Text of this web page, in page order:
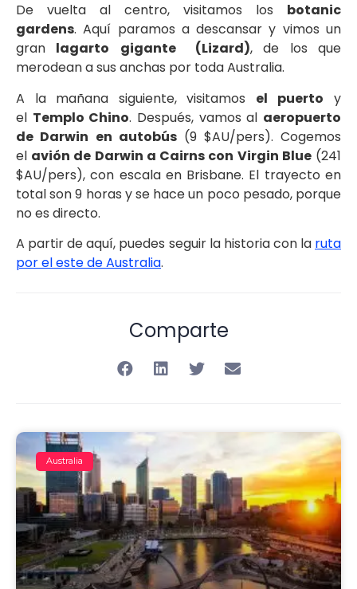
De vuelta al centro, visitamos los botanic
gardens. Aquí paramos a descansar y vimos un
gran lagarto gigante (Lizard), de los que
merodean a sus anchas por toda Australia.
A la mañana siguiente, visitamos el puerto y
el Templo Chino. Después, vamos al aeropuerto
de Darwin en autobús (9 $AU/pers). Cogemos
el avión de Darwin a Cairns con Virgin Blue(241
$AU/pers), con escala en Brisbane. El trayecto en
total son 9 horas y se hace un poco pesado, porque
no es directo.
A partir de aquí, puedes seguir la historia con la ruta
por el este de Australia.
Comparte
Australia